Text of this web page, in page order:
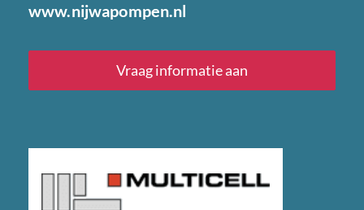
www.nijwapompen.nl
Vraag informatie aan